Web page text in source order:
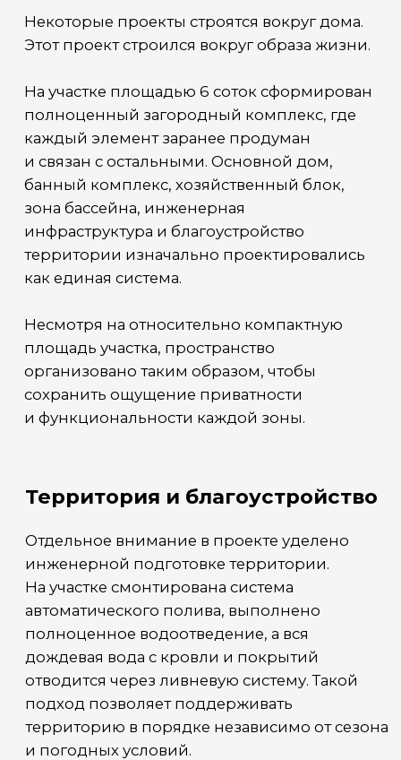
инженерной подготовке территории.
На участке смонтирована система
дождевая вода с кровли и покрытий
отводится через ливневую систему. Такой
подход позволяет поддерживать
территорию в порядке независимо от сезона
и погодных условий.
Для будущего автомобильного навеса
парковочная зона на несколько
Также на территории расположен
хозяйственный блок, в котором размещено
оборудование для бассейна и системы
автополива, а также предусмотрены
помещения для хранения инвентаря
и сезонных вещей.
Отдельной частью комплекса является
банный блок. Параллельно завершается
необходимые закладные под оборудование,
освещение и систему циркуляции воды.
инфраструктура и благоустройство
территории изначально проектировались
Несмотря на относительно компактную
площадь участка, пространство
организовано таким образом, чтобы
сохранить ощущение приватности
и функциональности каждой зоны.
Территория и благоустройство